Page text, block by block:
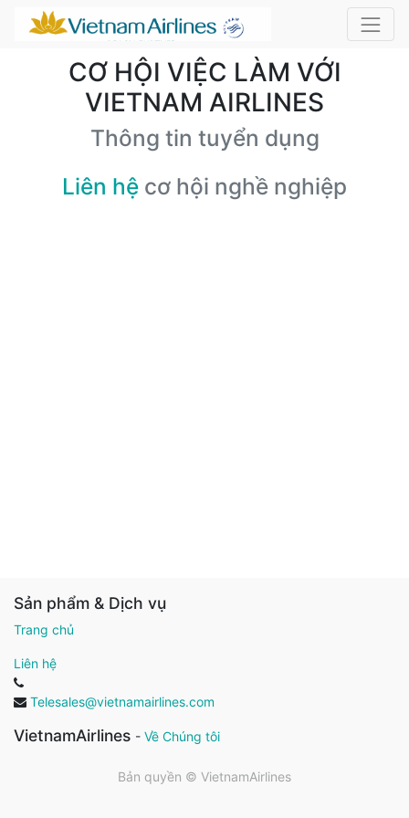
CƠ HỘI VIỆC LÀM VỚI
VIETNAM AIRLINES
Thông tin tuyển dụng
Liên hệ cơ hội nghề nghiệp
Sản phẩm & Dịch vụ
Trang chủ
Liên hệ
Telesales@vietnamairlines.com
VietnamAirlines - Về Chúng tôi
Bản quyền © VietnamAirlines